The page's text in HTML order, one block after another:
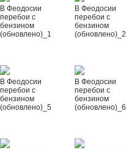
В Феодосии
перебои с
бензином
(обновлено)_1
В Феодосии
перебои с
бензином
(обновлено)_2
В Феодосии
перебои с
бензином
(обновлено)_5
В Феодосии
перебои с
бензином
(обновлено)_6